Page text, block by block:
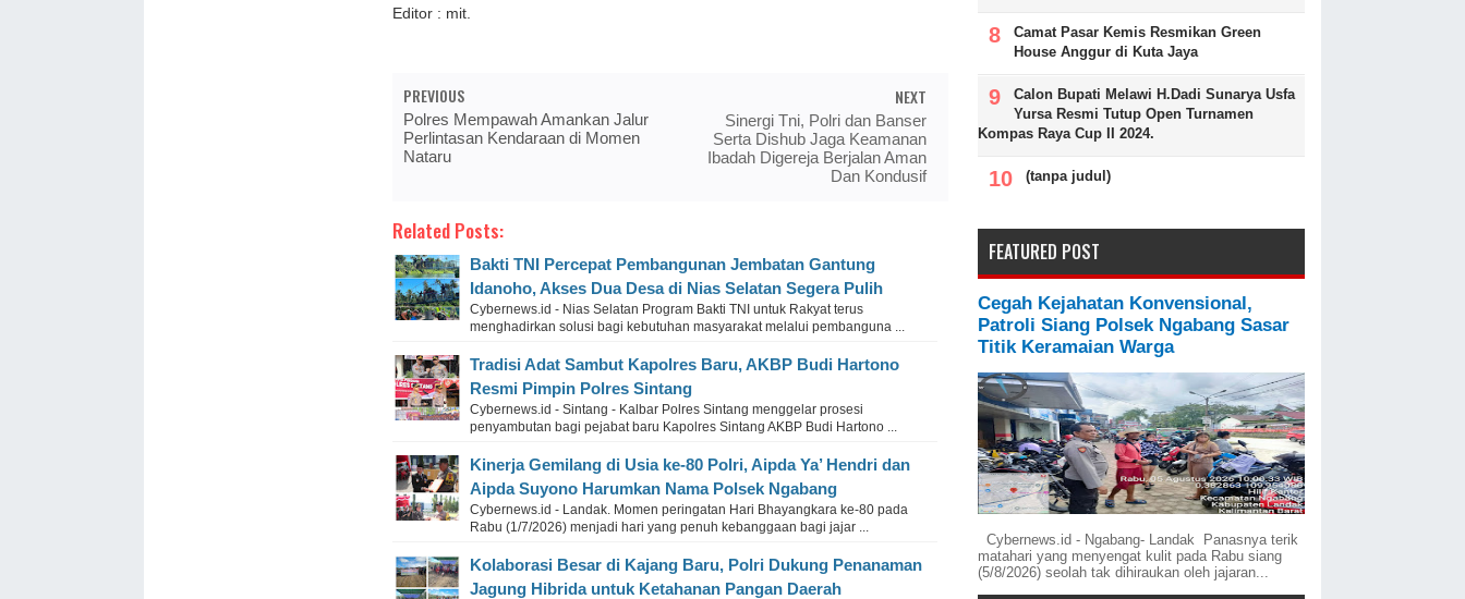
Editor : mit.
PREVIOUS
Polres Mempawah Amankan Jalur
Perlintasan Kendaraan di Momen
Nataru
NEXT
Sinergi Tni, Polri dan Banser
Serta Dishub Jaga Keamanan
Ibadah Digereja Berjalan Aman
Dan Kondusif
Related Posts:
Bakti TNI Percepat Pembangunan Jembatan Gantung
Idanoho, Akses Dua Desa di Nias Selatan Segera Pulih
Cybernews.id - Nias Selatan Program Bakti TNI untuk Rakyat terus
menghadirkan solusi bagi kebutuhan masyarakat melalui pembanguna ...
Tradisi Adat Sambut Kapolres Baru, AKBP Budi Hartono
Resmi Pimpin Polres Sintang
Cybernews.id - Sintang - Kalbar Polres Sintang menggelar prosesi
penyambutan bagi pejabat baru Kapolres Sintang AKBP Budi Hartono ...
Kinerja Gemilang di Usia ke-80 Polri, Aipda Ya’ Hendri dan
Aipda Suyono Harumkan Nama Polsek Ngabang
Cybernews.id - Landak. Momen peringatan Hari Bhayangkara ke-80 pada
Rabu (1/7/2026) menjadi hari yang penuh kebanggaan bagi jajar ...
Kolaborasi Besar di Kajang Baru, Polri Dukung Penanaman
Jagung Hibrida untuk Ketahanan Pangan Daerah
Camat Pasar Kemis Resmikan Green
House Anggur di Kuta Jaya
Calon Bupati Melawi H.Dadi Sunarya Usfa
Yursa Resmi Tutup Open Turnamen
Kompas Raya Cup II 2024.
(tanpa judul)
FEATURED POST
Cegah Kejahatan Konvensional,
Patroli Siang Polsek Ngabang Sasar
Titik Keramaian Warga
Cybernews.id - Ngabang- Landak Panasnya terik
matahari yang menyengat kulit pada Rabu siang
(5/8/2026) seolah tak dihiraukan oleh jajaran...